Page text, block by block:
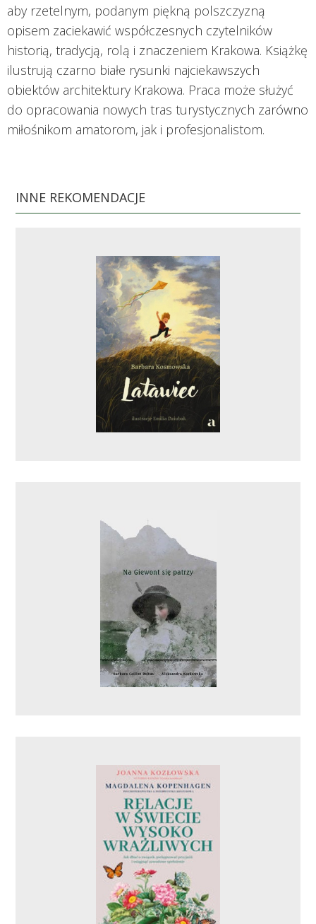
aby rzetelnym, podanym piękną polszczyzną
opisem zaciekawić współczesnych czytelników
historią, tradycją, rolą i znaczeniem Krakowa. Książkę
ilustrują czarno białe rysunki najciekawszych
obiektów architektury Krakowa. Praca może służyć
do opracowania nowych tras turystycznych zarówno
miłośnikom amatorom, jak i profesjonalistom.
INNE REKOMENDACJE